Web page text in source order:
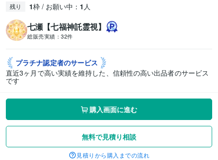
残り 1枠 / お願い中： 1 人
七瀬【七福神託霊視】
総販売実績： 32件
プラチナ認定者のサービス
直近3ヶ月で高い実績を維持した、信頼性の高い出品者のサービス
です
購入画面に進む
無料で見積り相談
見積りから購入までの流れ